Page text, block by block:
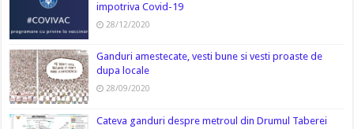
impotriva Covid-19
28/12/2020
Ganduri amestecate, vesti bune si vesti proaste de
dupa locale
28/09/2020
Cateva ganduri despre metroul din Drumul Taberei